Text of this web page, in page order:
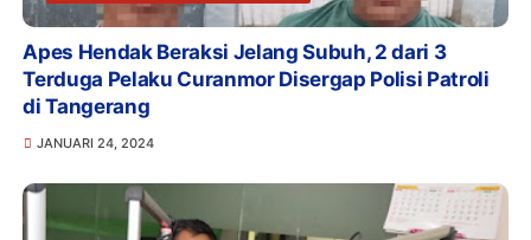
Apes Hendak Beraksi Jelang Subuh, 2 dari 3
Terduga Pelaku Curanmor Disergap Polisi Patroli
di Tangerang
JANUARI 24, 2024